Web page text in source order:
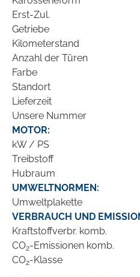
Erst-Zul.
Getriebe
Kilometerstand
Anzahl der Türen
Farbe
Standort
Lieferzeit
Unsere Nummer
MOTOR:
kW / PS
Treibstoff
Hubraum
UMWELTNORMEN:
Umweltplakette
VERBRAUCH UND
Kraftstoffverbr. komb.
CO2-Emissionen komb.
CO2-Klasse